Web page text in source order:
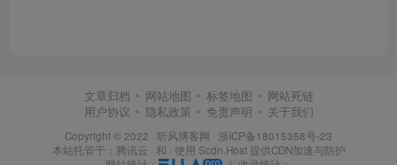
文章归档 网站地图 标签地图
网站死链
用户协议
隐私政策 免责声明 关于我们
Copyright © 2022 · 听风博客网 · 浙ICP备18015358号-23
本站托管于： 腾讯云 · 和 · 使用 Scdn.Host 提供CDN加速与防护